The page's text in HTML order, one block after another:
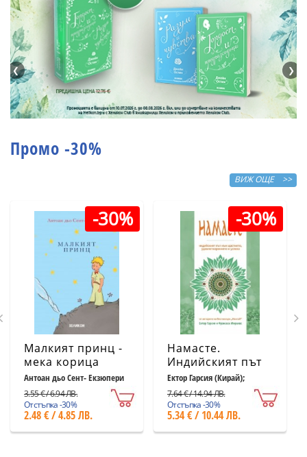
❮ ❯
Промо -30%
ВИЖ ОЩЕ >>
-30%
Малкият принц -
мека корица
светлосиня
Антоан дьо Сент- Екзюпери
3.55 € / 6.94 ЛВ.
Отстъпка -30%
2.48 € / 4.85 ЛВ.
-30%
Намасте.
Индийският път
към щастието,
удовлетворението
и успеха
Ектор Гарсия (Кирай);
7.64 € / 14.94 ЛВ.
Отстъпка -30%
5.34 € / 10.44 ЛВ.